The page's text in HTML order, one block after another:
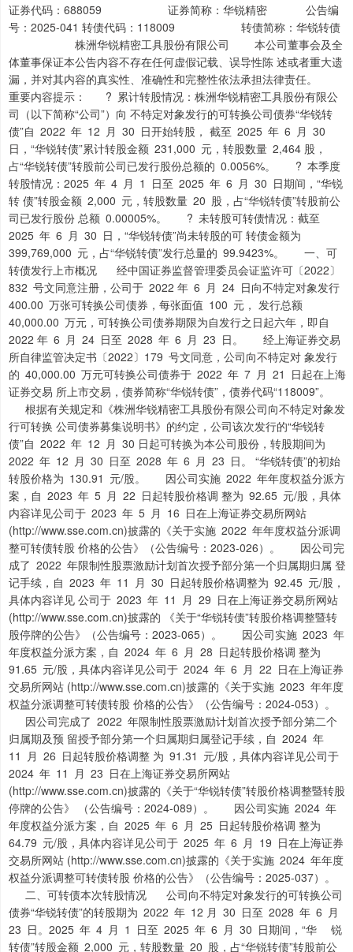
证券代码：688059 证券简称：华锐精密 公告编
号：2025-041 转债代码：118009 转债简称：华锐转债
株洲华锐精密工具股份有限公司 本公司董事会及全
体董事保证本公告内容不存在任何虚假记载、误导性陈 述或者重大遗
漏，并对其内容的真实性、准确性和完整性依法承担法律责任。
重要内容提示： ? 累计转股情况：株洲华锐精密工具股份有限公
司（以下简称“公司”）向 不特定对象发行的可转换公司债券“华锐转
债”自 2022 年 12 月 30 日开始转股， 截至 2025 年 6 月 30
日，“华锐转债”累计转股金额 231,000 元，转股数量 2,464 股，
占“华锐转债”转股前公司已发行股份总额的 0.0056%。 ? 本季度
转股情况：2025 年 4 月 1 日至 2025 年 6 月 30 日期间，“华锐
转 债”转股金额 2,000 元，转股数量 20 股，占“华锐转债”转股前公
司已发行股份 总额 0.00005%。 ? 未转股可转债情况：截至
2025 年 6 月 30 日，“华锐转债”尚未转股的可 转债金额为
399,769,000 元，占“华锐转债”发行总量的 99.9423%。 一、可
转债发行上市概况 经中国证券监督管理委员会证监许可〔2022〕
832 号文同意注册，公司于 2022 年 6 月 24 日向不特定对象发行
400.00 万张可转换公司债券，每张面值 100 元， 发行总额
40,000.00 万元，可转换公司债券期限为自发行之日起六年，即自
2022 年 6 月 24 日至 2028 年 6 月 23 日。 经上海证券交易
所自律监管决定书〔2022〕179 号文同意，公司向不特定对 象发行
的 40,000.00 万元可转换公司债券于 2022 年 7 月 21 日起在上海
证券交易 所上市交易，债券简称“华锐转债”，债券代码“118009”。
根据有关规定和《株洲华锐精密工具股份有限公司向不特定对象发
行可转换 公司债券募集说明书》的约定，公司该次发行的“华锐转
债”自 2022 年 12 月 30 日起可转换为本公司股份，转股期间为
2022 年 12 月 30 日至 2028 年 6 月 23 日。 “华锐转债”的初始
转股价格为 130.91 元/股。 因公司实施 2022 年年度权益分派方
案，自 2023 年 5 月 22 日起转股价格调 整为 92.65 元/股，具体
内容详见公司于 2023 年 5 月 16 日在上海证券交易所网站
(http://www.sse.com.cn)披露的《关于实施 2022 年年度权益分派调
整可转债转股 价格的公告》（公告编号：2023-026）。 因公司完
成了 2022 年限制性股票激励计划首次授予部分第一个归属期归属 登
记手续，自 2023 年 11 月 30 日起转股价格调整为 92.45 元/股，
具体内容详见 公司于 2023 年 11 月 29 日在上海证券交易所网站
(http://www.sse.com.cn)披露的 《关于“华锐转债”转股价格调整暨转
股停牌的公告》（公告编号：2023-065）。 因公司实施 2023 年
年度权益分派方案，自 2024 年 6 月 28 日起转股价格调 整为
91.65 元/股，具体内容详见公司于 2024 年 6 月 22 日在上海证券
交易所网站 (http://www.sse.com.cn)披露的《关于实施 2023 年年度
权益分派调整可转债转股 价格的公告》（公告编号：2024-053）。
因公司完成了 2022 年限制性股票激励计划首次授予部分第二个
归属期及预 留授予部分第一个归属期归属登记手续，自 2024 年
11 月 26 日起转股价格调整 为 91.31 元/股，具体内容详见公司于
2024 年 11 月 23 日在上海证券交易所网站
(http://www.sse.com.cn)披露的《关于“华锐转债”转股价格调整暨转股
停牌的公告》 （公告编号：2024-089）。 因公司实施 2024 年
年度权益分派方案，自 2025 年 6 月 25 日起转股价格调 整为
64.79 元/股，具体内容详见公司于 2025 年 6 月 19 日在上海证券
交易所网站 (http://www.sse.com.cn)披露的《关于实施 2024 年年度
权益分派调整可转债转股 价格的公告》（公告编号：2025-037）。
二、可转债本次转股情况 公司向不特定对象发行的可转换公司
债券“华锐转债”的转股期为 2022 年 12 月 30 日至 2028 年 6 月
23 日。2025 年 4 月 1 日至 2025 年 6 月 30 日期间，“华 锐
转债”转股金额 2,000 元，转股数量 20 股，占“华锐转债”转股前公